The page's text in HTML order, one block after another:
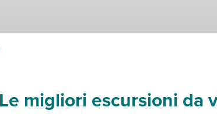
Le migliori escursioni da